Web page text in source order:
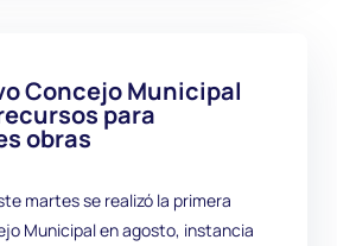
Concejo Municipal
para
obras
martes se realizó la primera
Municipal en agosto, instancia